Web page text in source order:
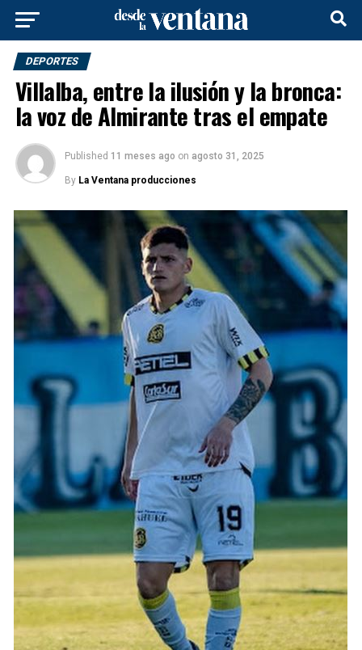
DEPORTES
Villalba, entre la ilusión y la bronca:
la voz de Almirante tras el empate
Published 11 meses ago on agosto 31, 2025
By La Ventana producciones